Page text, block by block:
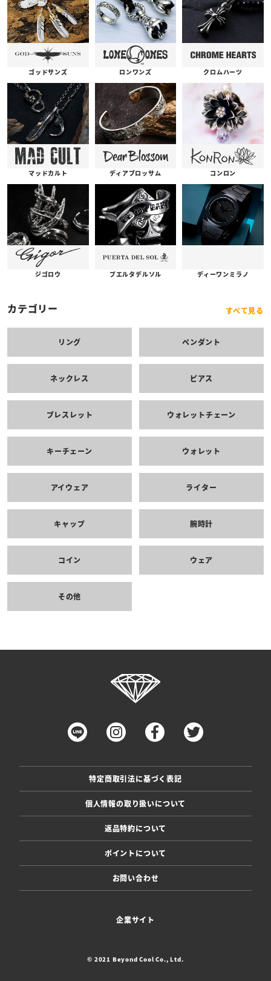
ゴッドサンズ ロンワンズ クロムハーツ
マッドカルト ディアブロッサム コンロン
ジゴロウ プエルタデルソル ディーワンミラノ
カテゴリー すべて見る
リング ペンダント
ネックレス ピアス
ブレスレット ウォレットチェーン
キーチェーン ウォレット
アイウェア ライター
キャップ 腕時計
コイン ウェア
その他
特定商取引法に基づく表記
個人情報の取り扱いについて
返品特約について
ポイントについて
お問い合わせ
企業サイト
© 2021 Beyond Cool Co., Ltd.